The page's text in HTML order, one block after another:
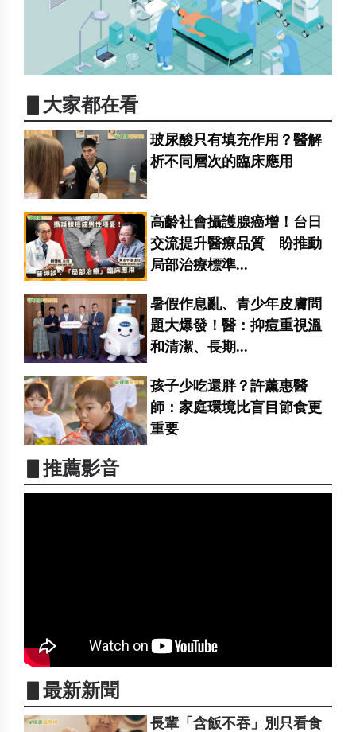
▋大家都在看
玻尿酸只有填充作用？醫解
析不同層次的臨床應用
高齡社會攝護腺癌增！台日
交流提升醫療品質 盼推動
局部治療標準...
暑假作息亂、青少年皮膚問
題大爆發！醫：抑痘重視溫
和清潔、長期...
孩子少吃還胖？許薰惠醫
師：家庭環境比盲目節食更
重要
▋推薦影音
▋最新新聞
長輩「含飯不吞」別只看食